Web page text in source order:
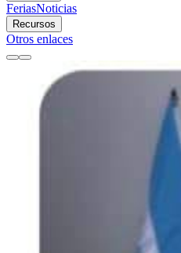
FeriasNoticias
Recursos
Otros enlaces